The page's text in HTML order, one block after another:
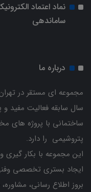
نماد اعتماد
ساماندهی
درباره ما
سال سابقه فعالیت مفید
ساختمانی با پروژه های
پتروشیمی را دارد.
این مجموعه با بکار
ایجاد بستری تخصصی
بروز اطلاع رسانی،